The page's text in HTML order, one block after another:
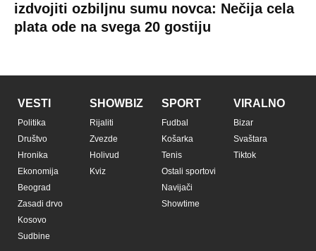
izdvojiti ozbiljnu sumu novca: Nečija cela
plata ode na svega 20 gostiju
VESTI
Politika
Društvo
Hronika
Ekonomija
Beograd
Zasadi drvo
Kosovo
Sudbine
SHOWBIZ
Rijaliti
Zvezde
Holivud
Kviz
SPORT
Fudbal
Košarka
Tenis
Ostali sportovi
Navijači
Showtime
VIRALNO
Bizar
Svaštara
Tiktok